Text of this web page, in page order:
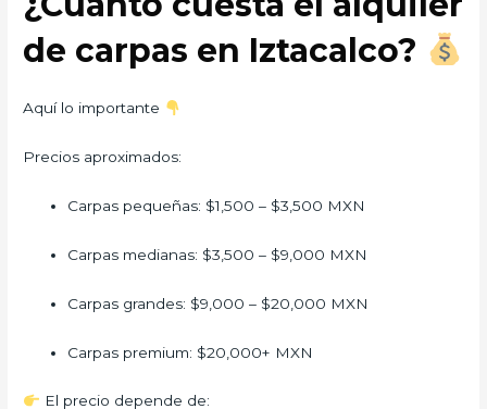
de carpas en Iztacalco?
Aquí lo importante
Precios aproximados:
Carpas pequeñas: $1,500 – $3,500 MXN
Carpas medianas: $3,500 – $9,000 MXN
Carpas grandes: $9,000 – $20,000 MXN
Carpas premium: $20,000+ MXN
El precio depende de: